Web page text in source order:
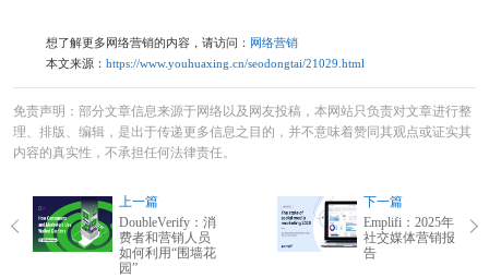
想了解更多网络营销的内容，请访问： 网络营销
本文来源： https://www.youhuaxing.cn/seodongtai/21029.html
免责声明：部分文章信息来源于网络以及网友投稿，本网站只负责对文章进行整
理、排版、编辑，是出于传递更多信息之目的，并不意味着赞同其观点或证实其
内容的真实性，不承担任何法律责任。
上一篇
DoubleVerify：消
费者和营销人员
如何利用“围墙花
园”
下一篇
Emplifi：2025年
社交媒体营销报
告